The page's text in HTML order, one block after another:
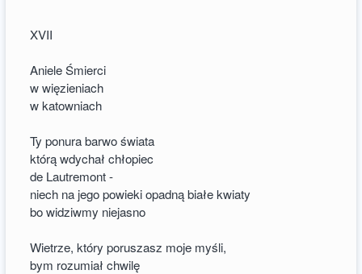
XVII
Aniele Śmierci
w więzieniach
w katowniach
Ty ponura barwo świata
którą wdychał chłopiec
de Lautremont -
niech na jego powieki opadną białe kwiaty
bo widziwmy niejasno
Wietrze, który poruszasz moje myśli,
bym rozumiał chwilę